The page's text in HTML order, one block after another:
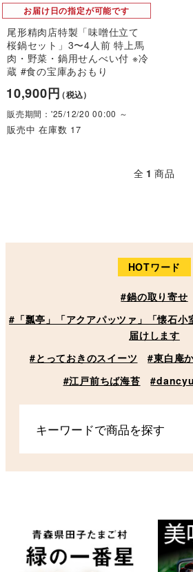
お届け日の指定が可能です
尾形精肉店特製「味噌仕立て
桜鍋セット」3〜4人前 特上馬
肉・野菜・鍋用せんべい付 ※冷
蔵 #食の宝庫あおもり
10,900円（税込）
販売期間：'25/12/20 00:00 ～
販売中 在庫数 17
全 1 商品
HOTワード
#鍋の取り寄せ
#「瓢亭」「アクアパッツァ」「懐石小
届けします
#とっておきのスイーツ
#東白庵
#江戸前ちば海苔